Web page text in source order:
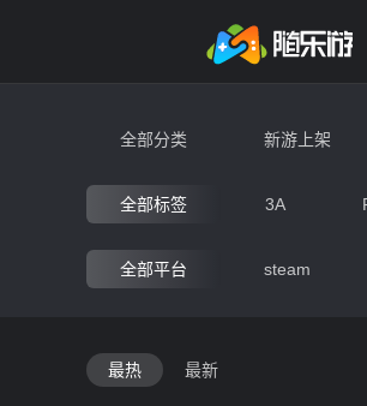
格斗游戏大全 - 网页
全部分类 新游上架
动作
全部标签 3A
全部平台 steam
最热 最新